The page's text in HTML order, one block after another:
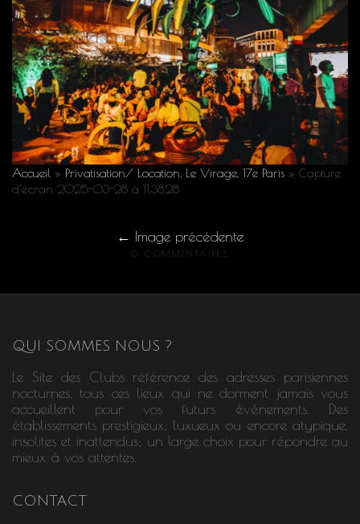
Accueil » Privatisation/ Location, Le Virage, 17e Paris » Capture
d’écran 2025-03-28 à 11.38.28
Image précédente
0 COMMENTAIRES
QUI SOMMES NOUS ?
Le Site des Clubs référence des adresses parisiennes
nocturnes, tous ces lieux qui ne dorment jamais vous
accueillent pour vos futurs événements. Des
établissements prestigieux, luxueux ou encore atypique,
insolites et inattendus; un large choix pour répondre au
mieux à vos attentes.
CONTACT